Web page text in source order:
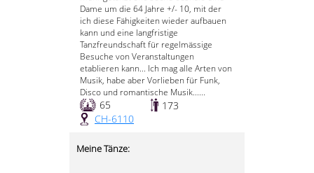
Dame um die 64 Jahre +/- 10, mit der
ich diese Fähigkeiten wieder aufbauen
kann und eine langfristige
Tanzfreundschaft für regelmässige
Besuche von Veranstaltungen
etablieren kann... Ich mag alle Arten von
Musik, habe aber Vorlieben für Funk,
Disco und romantische Musik......
65
173
CH-6110
Meine Tänze: